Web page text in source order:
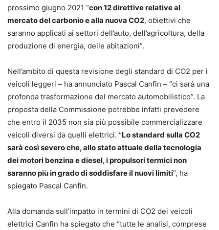
prossimo giugno 2021 “con 12 direttive relative al
mercato del carbonio e alla nuova CO2, obiettivi che
saranno applicati ai settori dell’auto, dell’agricoltura, della
produzione di energia, delle abitazioni”.
Nell’ambito di questa revisione degli standard di CO2 per i
veicoli leggeri – ha annunciato Pascal Canfin – “ci sarà una
profonda trasformazione del mercato automobilistico”. La
proposta della Commissione potrebbe infatti prevedere
che entro il 2035 non sia più possibile commercializzare
veicoli diversi da quelli elettrici. “Lo standard sulla CO2
sarà così severo che, allo stato attuale della tecnologia
dei motori benzina e diesel, i propulsori termici non
saranno più in grado di soddisfare il nuovi limiti“, ha
spiegato Pascal Canfin.
Alla domanda sull’impatto in termini di CO2 dei veicoli
elettrici Canfin ha spiegato che “tutte le analisi, comprese